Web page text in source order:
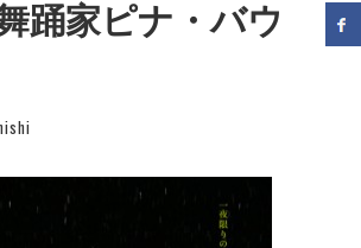
踊家ピナ・バウ